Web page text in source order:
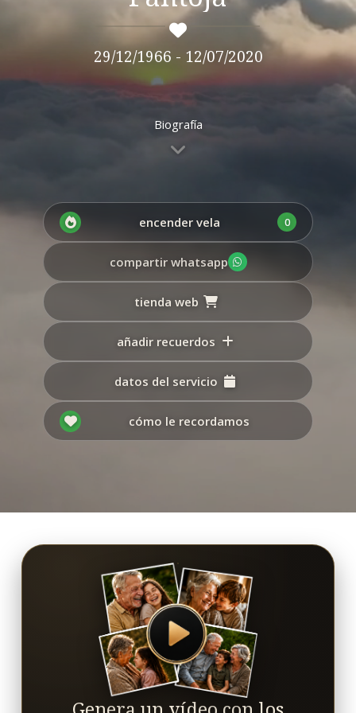
29/12/1966 - 12/07/2020
Max, este muro es para compartir recuerdos así
como para honrar su memoria y respeto a los
Biografía
encender vela 0
compartir whatsapp
tienda web
añadir recuerdos
datos del servicio
cómo le recordamos